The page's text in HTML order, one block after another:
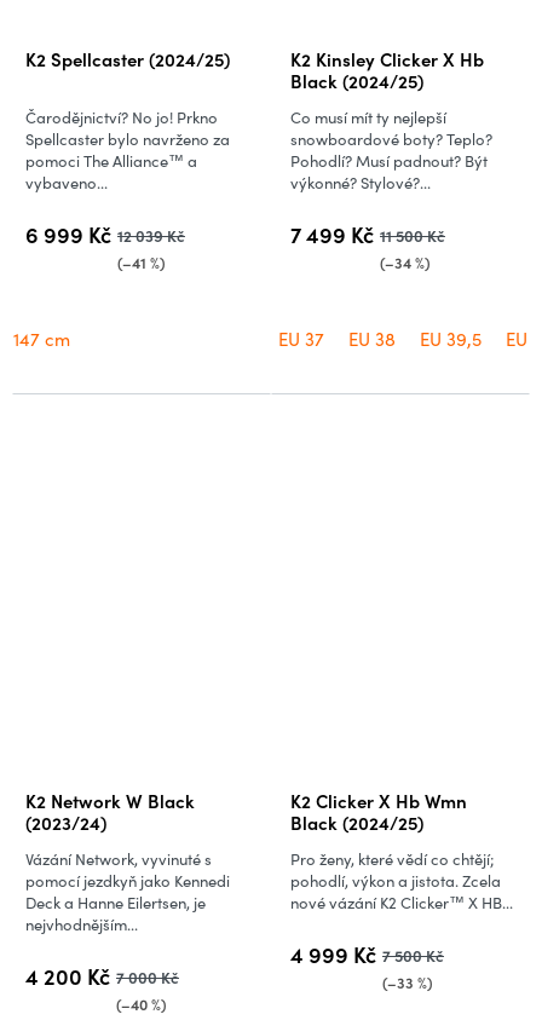
K2 Spellcaster (2024/25)
6 999 Kč 12 039 Kč
(–41 %)
Čarodějnictví? No jo! Prkno
Spellcaster bylo navrženo za
pomoci The Alliance™ a
vybaveno...
147 cm
K2 Kinsley Clicker X Hb
Black (2024/25)
7 499 Kč 11 500 Kč
(–34 %)
Co musí mít ty nejlepší
snowboardové boty? Teplo?
Pohodlí? Musí padnout? Být
výkonné? Stylové?...
EU 37 EU 38 EU 39,5 EU
K2 Network W Black
(2023/24)
4 200 Kč 7 000 Kč
(–40 %)
Vázání Network, vyvinuté s
pomocí jezdkyň jako Kennedi
Deck a Hanne Eilertsen, je
nejvhodnějším...
K2 Clicker X Hb Wmn
Black (2024/25)
4 999 Kč 7 500 Kč
(–33 %)
Pro ženy, které vědí co chtějí;
pohodlí, výkon a jistota. Zcela
nové vázání K2 Clicker™ X HB...